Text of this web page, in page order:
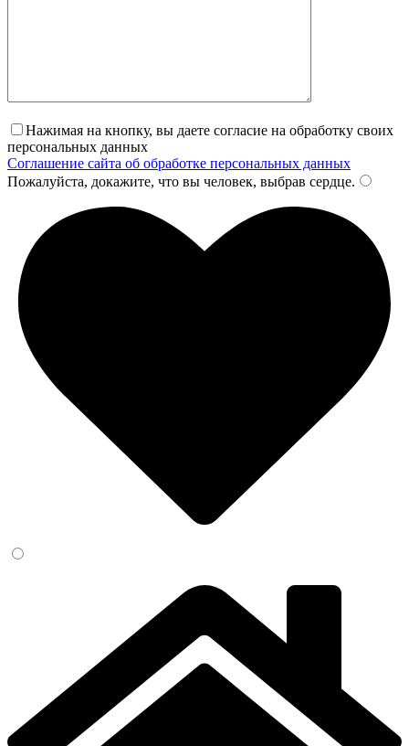
Нажимая на кнопку, вы даете согласие на обработку своих
персональных данных
Соглашение сайта об обработке персональных данных
Пожалуйста, докажите, что вы человек, выбрав сердце.